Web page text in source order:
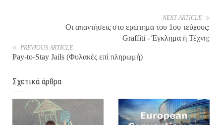
NEXT ARTICLE
Οι απαντήσεις στο ερώτημα του 1ου τεύχους:
Graffiti - Έγκλημα ή Τέχνη;
PREVIOUS ARTICLE
Pay-to-Stay Jails (Φυλακές επί πληρωμή)
Σχετικά άρθρα